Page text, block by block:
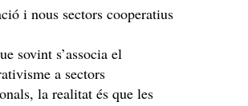
i nous sectors cooperatius
sovint s’associa el
a sectors
la realitat és que les